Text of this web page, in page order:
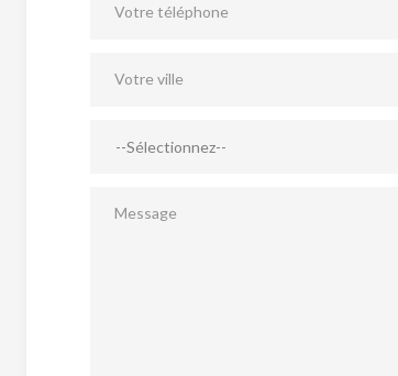
Votre téléphone
Votre ville
--Sélectionnez--
Message